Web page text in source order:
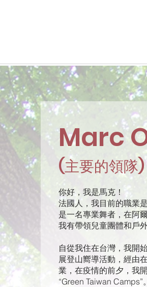
Marc
(主要的領隊)
你好，我是馬克！
法國人，我目前的職業
是一名專業舞者，在阿
我有帶領兒童團體和戶
自從我住在台灣，我開
展登山嚮導活動，經由
業，在疫情的前夕，我
“Green Taiwan Camps”。